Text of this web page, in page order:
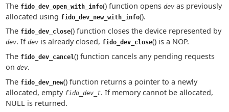
The fido_dev_open_with_info() function opens devas previously
allocated using fido_dev_new_with_info().
The fido_dev_close() function closes the device represented by
dev. If devis already closed, fido_dev_close() is a NOP.
The fido_dev_cancel() function cancels any pending requests
on dev.
The fido_dev_new() function returns a pointer to a newly
allocated, empty fido_dev_t. If memory cannot be allocated,
NULL is returned.